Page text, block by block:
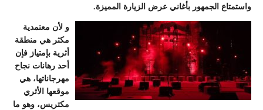
واستمتاع الجمهور بأغاني عرض الزيارة المميزة.
و لأن معتمدية
مكثر هي منطقة
أثرية بإمتياز فإن
أحد رهانات نجاح
مهرجاناتها، هي
موقعها الأثري
مكتريس، وهو ما